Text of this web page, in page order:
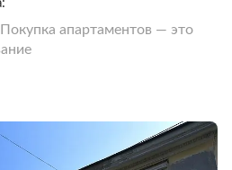
апартаментов — это